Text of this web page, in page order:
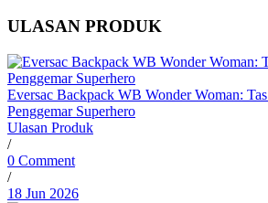
ULASAN PRODUK
Eversac Backpack WB Wonder Woman:
Penggemar Superhero
Ulasan Produk
/
0 Comment
/
18 Jun 2026